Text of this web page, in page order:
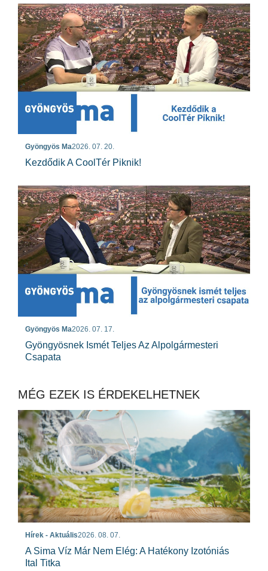
Gyöngyös Ma2026. 07. 20.
Kezdődik A CoolTér Piknik!
Gyöngyös Ma2026. 07. 17.
Gyöngyösnek Ismét Teljes Az Alpolgármesteri
Csapata
MÉG EZEK IS ÉRDEKELHETNEK
Hírek - Aktuális2026. 08. 07.
A Sima Víz Már Nem Elég: A Hatékony Izotóniás
Ital Titka